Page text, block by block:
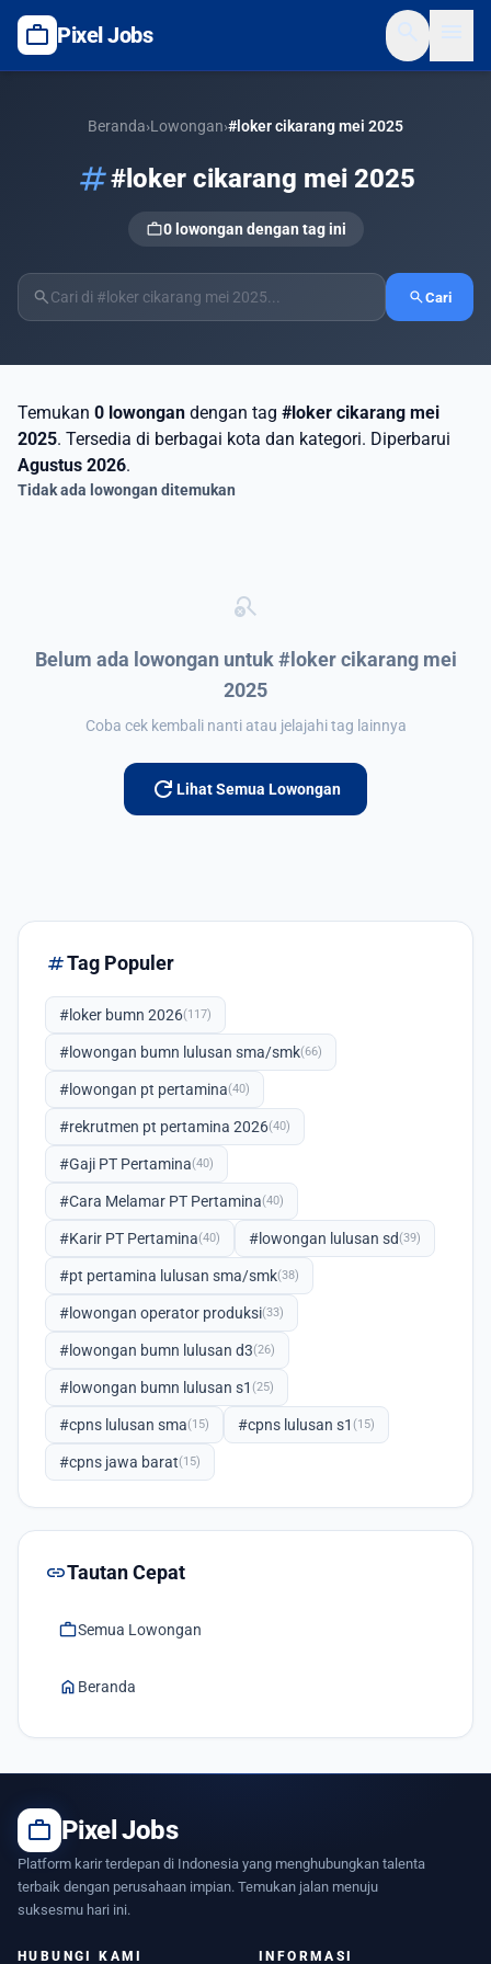
work Pixel Jobs
Beranda›Lowongan›#loker cikarang mei 2025
tag#loker cikarang mei 2025
work0 lowongan dengan tag ini
search searchCari
Temukan 0 lowongan dengan tag #loker cikarang mei
2025. Tersedia di berbagai kota dan kategori. Diperbarui
Agustus 2026.
Tidak ada lowongan ditemukan
search_off
Belum ada lowongan untuk #loker cikarang mei
2025
Coba cek kembali nanti atau jelajahi tag lainnya
refresh Lihat Semua Lowongan
tagTag Populer
#loker bumn 2026(117)
#lowongan bumn lulusan sma/smk(66)
#lowongan pt pertamina(40)
#rekrutmen pt pertamina 2026(40)
#Gaji PT Pertamina(40)
#Cara Melamar PT Pertamina(40)
#Karir PT Pertamina(40) #lowongan lulusan sd(39)
#pt pertamina lulusan sma/smk(38)
#lowongan operator produksi(33)
#lowongan bumn lulusan d3(26)
#lowongan bumn lulusan s1 (25)
#cpns lulusan sma(15) #cpns lulusan s1 (15)
#cpns jawa barat(15)
linkTautan Cepat
workSemua Lowongan
home Beranda
work Pixel Jobs
Platform karir terdepan di Indonesia yang menghubungkan talenta
terbaik dengan perusahaan impian. Temukan jalan menuju
suksesmu hari ini.
HUBUNGI KAMI INFORMASI